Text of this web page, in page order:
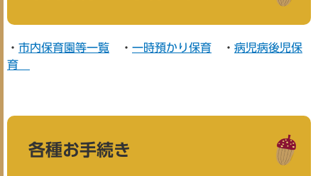
・ 市内保育園等一覧 ・ 一時預かり保育 ・ 病児病後児保
育
各種お手続き